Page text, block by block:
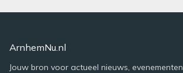
ArnhemNu.nl
Jouw bron voor actueel nieuws,